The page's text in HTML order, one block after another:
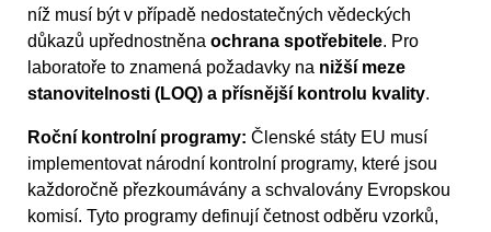
níž musí být v případě nedostatečných vědeckých
důkazů upřednostněna ochrana spotřebitele. Pro
laboratoře to znamená požadavky na nižší meze
stanovitelnosti (LOQ) a přísnější kontrolu kvality.
Roční kontrolní programy: Členské státy EU musí
implementovat národní kontrolní programy, které jsou
každoročně přezkoumávány a schvalovány Evropskou
komisí. Tyto programy definují četnost odběru vzorků,